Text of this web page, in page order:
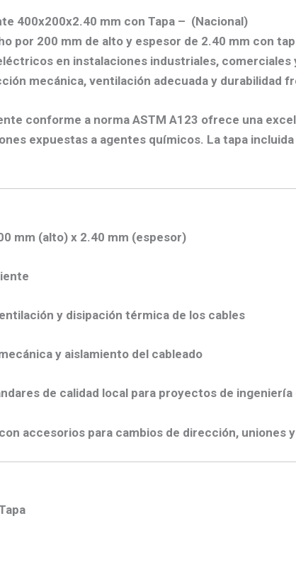
400x200x2.40 mm con Tapa – (Nacional)
por 200 mm de alto y espesor de 2.40 mm con
en instalaciones industriales,
mecánica, ventilación adecuada y durabilidad
conforme a norma ASTM A123 ofrece una
expuestas a agentes químicos. La tapa
mm (alto) x 2.40 mm (espesor)
y disipación térmica de los cables
y aislamiento del cableado
de calidad local para proyectos de
accesorios para cambios de dirección, uniones